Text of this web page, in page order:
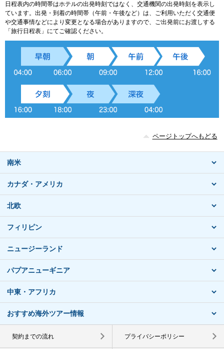
日程表内の時間帯はホテルの出発時刻ではなく、交通機関の出発時刻を表示し
ています。出発・到着の時間帯（午前・午後など）は、ご利用いただく交通便
や交通事情などにより変更となる場合がありますので、ご出発前にお渡しする
「旅行日程表」にてご確認ください。
ページトップへもどる
南米
カナダ・アメリカ
北欧
フィリピン
ニュージーランド
パプアニューギニア
中東・アフリカ
おすすめ海外ツアー情報
契約までの流れ プライバシーポリシー